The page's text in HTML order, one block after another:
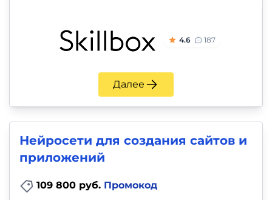
4.6 187
Далее
Нейросети для создания сайтов и
приложений
109 800 руб. Промокод